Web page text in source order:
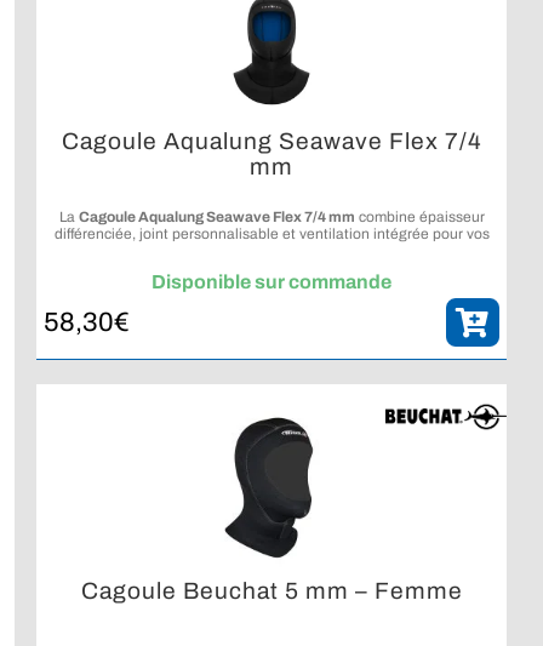
Cagoule Aqualung Seawave Flex 7/4
mm
La Cagoule Aqualung Seawave Flex 7/4 mm combine épaisseur
différenciée, joint personnalisable et ventilation intégrée pour vos
Disponible sur commande
58,30€
Cagoule Beuchat 5 mm – Femme